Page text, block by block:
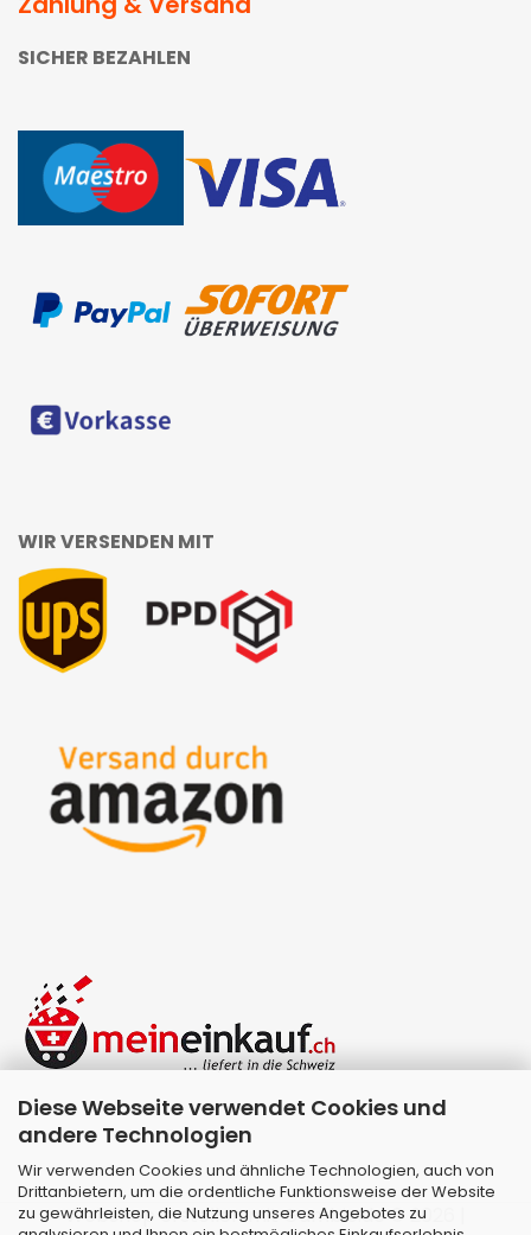
Diese Webseite verwendet Cookies und
andere Technologien
Wir verwenden Cookies und ähnliche Technologien, auch von
Drittanbietern, um die ordentliche Funktionsweise der Website
zu gewährleisten, die Nutzung unseres Angebotes zu
SICHER BEZAHLEN
WIR VERSENDEN MIT
Webshop erstellenmit Gambio.de © 2026 |